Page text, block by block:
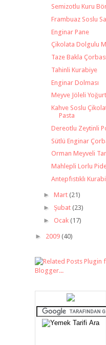
Semizotlu Kuru
Frambuaz Soslu
Enginar Pane
Çikolata Dolgulu
Taze Bakla Çorbası
Tahinli Kurabiye
Enginar Dolması
Meyve Jöleli
Kahve Soslu
Pasta
Dereotlu Zeytinli
Sütlü Enginar
Orman Meyveli
Mahlepli Lorlu
Antepfıstıklı
► Mart (21)
► Şubat (23)
► Ocak (17)
► 2009 (40)